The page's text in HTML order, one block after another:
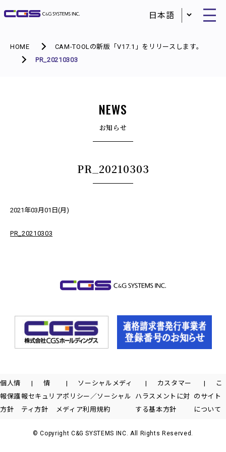
HOME
CAM-TOOLの新版「V17.1」をリリースします。
PR_20210303
NEWS
お知らせ
PR_20210303
2021年03月01日(月)
PR_20210303
個人情
報保護
方針
情
報セキュリ
ティ方針
ソーシャルメディ
アポリシー／ソーシャル
メディア利用規約
カスタマー
ハラスメントに対
する基本方針
こ
のサイト
について
© Copyright C&G SYSTEMS INC. All Rights Reserved.